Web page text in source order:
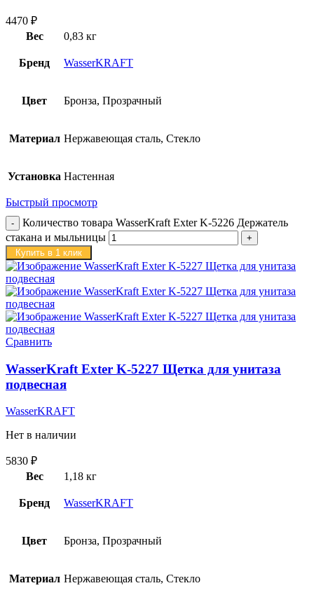
4470 ₽
Вес
0,83 кг
Бренд WasserKRAFT
Цвет Бронза, Прозрачный
Материал Нержавеющая сталь, Стекло
Установка Настенная
Быстрый просмотр
Количество товара WasserKraft Exter K-5226 Держатель
стакана и мыльницы
Купить в 1 клик
Сравнить
WasserKraft Exter K-5227 Щетка для унитаза
подвесная
WasserKRAFT
Нет в наличии
5830 ₽
Вес
1,18 кг
Бренд WasserKRAFT
Цвет Бронза, Прозрачный
Материал Нержавеющая сталь, Стекло